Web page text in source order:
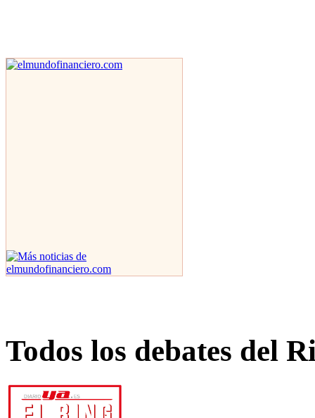
Todos los debates del